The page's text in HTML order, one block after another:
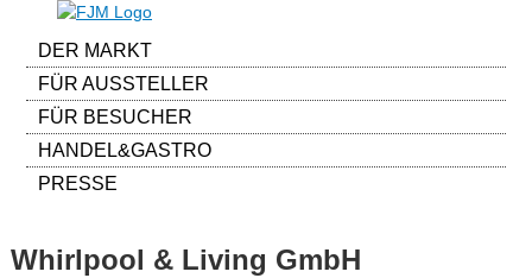
DER MARKT
FÜR AUSSTELLER
FÜR BESUCHER
HANDEL&GASTRO
PRESSE
Whirlpool & Living GmbH